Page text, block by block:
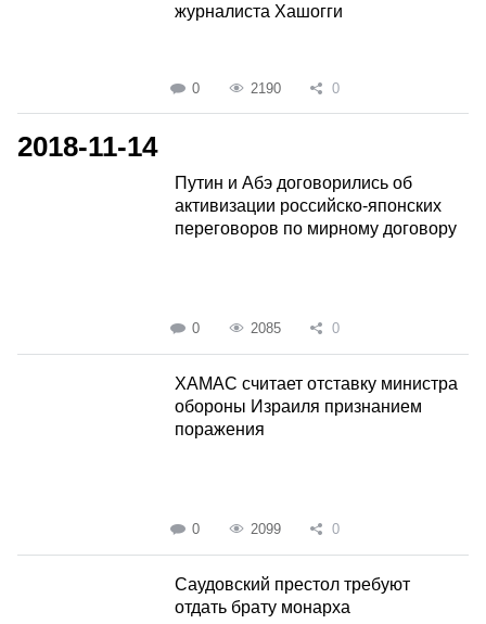
журналиста Хашогги
0 2190 0
2018-11-14
Путин и Абэ договорились об
активизации российско-японских
переговоров по мирному договору
0 2085 0
ХАМАС считает отставку министра
обороны Израиля признанием
поражения
0 2099 0
Саудовский престол требуют
отдать брату монарха